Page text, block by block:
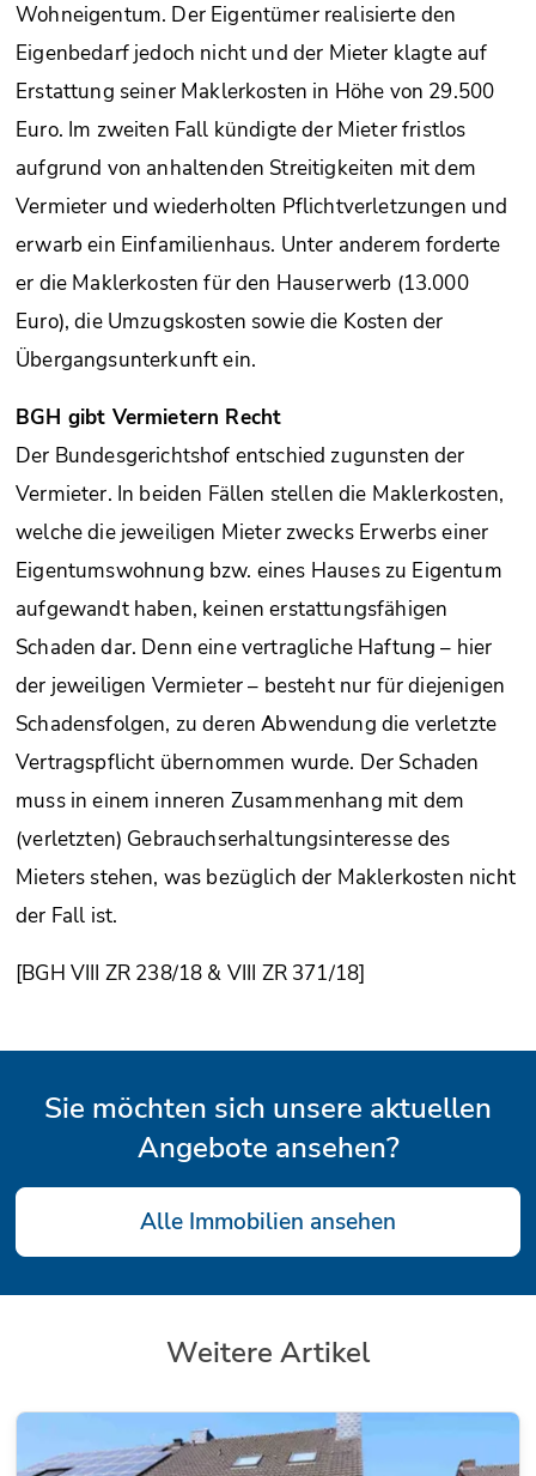
Wohneigentum. Der Eigentümer realisierte den
Eigenbedarf jedoch nicht und der Mieter klagte auf
Erstattung seiner Maklerkosten in Höhe von 29.500
Euro. Im zweiten Fall kündigte der Mieter fristlos
aufgrund von anhaltenden Streitigkeiten mit dem
Vermieter und wiederholten Pflichtverletzungen und
erwarb ein Einfamilienhaus. Unter anderem forderte
er die Maklerkosten für den Hauserwerb (13.000
Euro), die Umzugskosten sowie die Kosten der
Übergangsunterkunft ein.
BGH gibt Vermietern Recht
Der Bundesgerichtshof entschied zugunsten der
Vermieter. In beiden Fällen stellen die Maklerkosten,
welche die jeweiligen Mieter zwecks Erwerbs einer
Eigentumswohnung bzw. eines Hauses zu Eigentum
aufgewandt haben, keinen erstattungsfähigen
Schaden dar. Denn eine vertragliche Haftung – hier
der jeweiligen Vermieter – besteht nur für diejenigen
Schadensfolgen, zu deren Abwendung die verletzte
Vertragspflicht übernommen wurde. Der Schaden
muss in einem inneren Zusammenhang mit dem
(verletzten) Gebrauchserhaltungsinteresse des
Mieters stehen, was bezüglich der Maklerkosten nicht
der Fall ist.
[BGH VIII ZR 238/18 & VIII ZR 371/18]
Sie möchten sich unsere aktuellen
Angebote ansehen?
Alle Immobilien ansehen
Weitere Artikel